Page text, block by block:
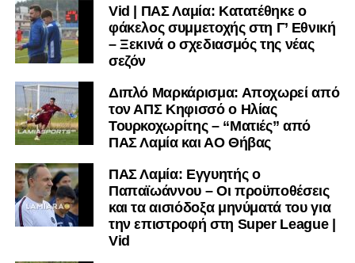
μαθαίνετε σε χρόνο dt όλα τα νέα.Vid | ΠΑΣ Λαμία: Κατατέθηκε ο
φάκελος συμμετοχής στη Γ’ Εθνική
– Ξεκινά ο σχεδιασμός της νέας
σεζόν
Διπλό Μαρκάρισμα: Αποχωρεί από
τον ΑΠΣ Κηφισσό ο Ηλίας
Τουρκοχωρίτης – “Ματιές” από
ΠΑΣ Λαμία και ΑΟ Θήβας
ΠΑΣ Λαμία: Εγγυητής ο
Παπαϊωάννου – Οι προϋποθέσεις
και τα αισιόδοξα μηνύματά του για
την επιστροφή στη Super League |
Vid